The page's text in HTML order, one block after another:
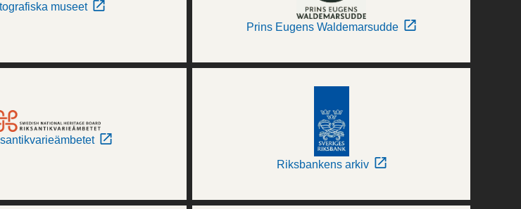
museet
Prins Eugens Waldemarsudde
Riksbankens arkiv